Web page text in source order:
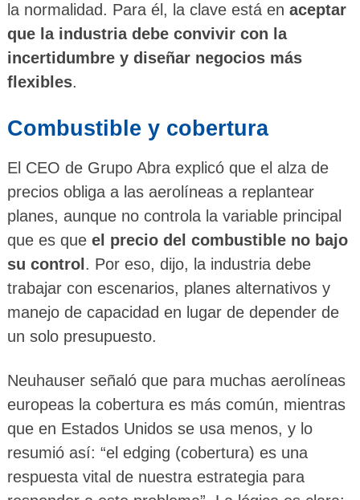
la normalidad. Para él, la clave está en aceptar
que la industria debe convivir con la
incertidumbre y diseñar negocios más
flexibles.
Combustible y cobertura
El CEO de Grupo Abra explicó que el alza de
precios obliga a las aerolíneas a replantear
planes, aunque no controla la variable principal
que es que el precio del combustible no bajo
su control . Por eso, dijo, la industria debe
trabajar con escenarios, planes alternativos y
manejo de capacidad en lugar de depender de
un solo presupuesto.
Neuhauser señaló que para muchas aerolíneas
europeas la cobertura es más común, mientras
que en Estados Unidos se usa menos, y lo
resumió así: “el edging (cobertura) es una
respuesta vital de nuestra estrategia para